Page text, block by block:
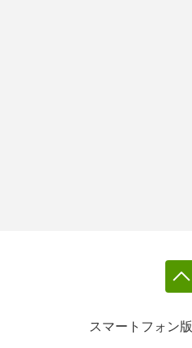
スマートフォン版